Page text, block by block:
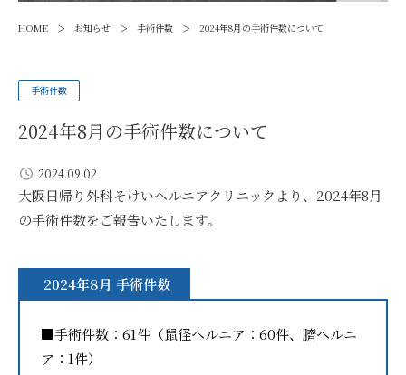
HOME > お知らせ > 手術件数 > 2024年8月の手術件数について
手術件数
2024年8月の手術件数について
2024.09.02
大阪日帰り外科そけいヘルニアクリニックより、2024年8月
の手術件数をご報告いたします。
2024年8月 手術件数
■手術件数：61件（鼠径ヘルニア：60件、臍ヘルニ
ア：1件）